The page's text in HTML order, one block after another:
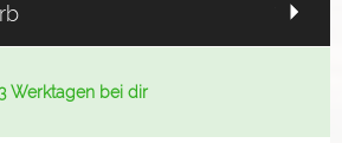
Werktagen bei dir